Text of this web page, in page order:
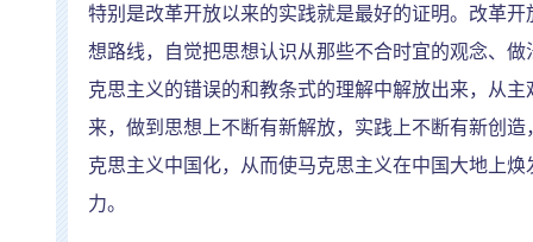
特别是改革开放以来的实践就是最好的证明。改革
想路线，自觉把思想认识从那些不合时宜的观念、
克思主义的错误的和教条式的理解中解放出来，从
来，做到思想上不断有新解放，实践上不断有新创
克思主义中国化，从而使马克思主义在中国大地上
力。